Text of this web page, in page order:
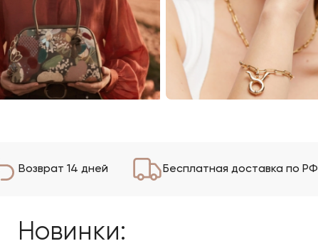
Возврат 14 дней Бесплатная доставка по РФ
Новинки: